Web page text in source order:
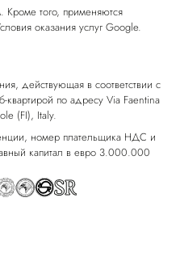
Кроме того, применяются
оказания услуг Google.
действующая в соответствии с
квартирой по адресу Via Faentina
(FI), Italy.
номер плательщика НДС и
капитал в евро 3.000.000